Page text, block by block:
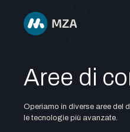
Aree di
Operiamo in diverse aree del
le tecnologie più avanzate.